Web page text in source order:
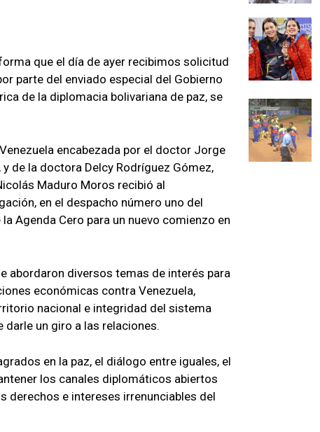
que el día de ayer recibimos solicitud
parte del enviado especial del Gobierno
de la diplomacia bolivariana de paz, se
encabezada por el doctor Jorge
de la doctora Delcy Rodríguez Gómez,
Maduro Moros recibió al
en el despacho número uno del
Agenda Cero para un nuevo comienzo en
abordaron diversos temas de interés para
económicas contra Venezuela,
nacional e integridad del sistema
un giro a las relaciones.
en la paz, el diálogo entre iguales, el
los canales diplomáticos abiertos
derechos e intereses irrenunciables del